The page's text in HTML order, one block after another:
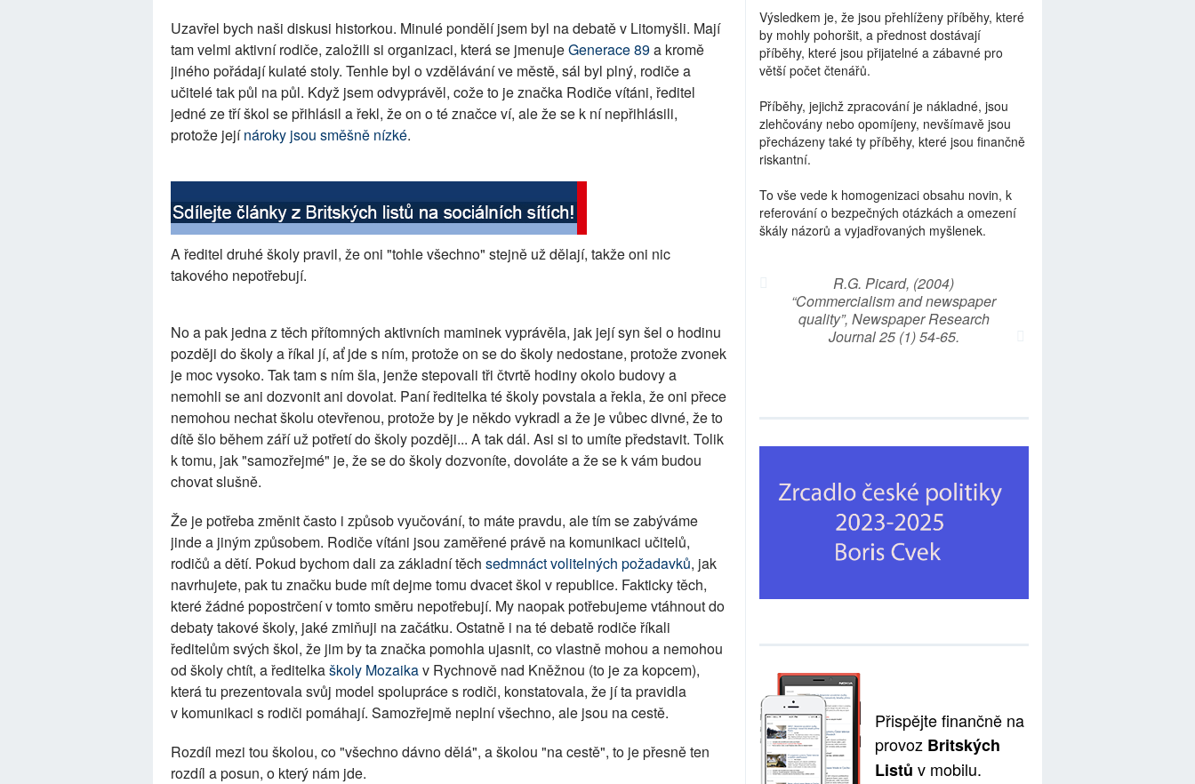
Uzavřel bych naši diskusi historkou. Minulé pondělí jsem byl na debatě v Litomyšli. Mají
tam velmi aktivní rodiče, založili si organizaci, která se jmenujeGenerace 89a kromě
jiného pořádají kulaté stoly. Tenhle byl o vzdělávání ve městě, sál byl plný, rodiče a
učitelé tak půl na půl. Když jsem odvyprávěl, cože to je značka Rodiče vítáni, ředitel
jedné ze tří škol se přihlásil a řekl, že on o té značce ví, ale že se k ní nepřihlásili,
protože jejínároky jsou směšně nízké.
A ředitel druhé školy pravil, že oni "tohle všechno" stejně už dělají, takže oni nic
takového nepotřebují.
No a pak jedna z těch přítomných aktivních maminek vyprávěla, jak její syn šel o hodinu
později do školy a říkal jí, ať jde s ním, protože on se do školy nedostane, protože zvonek
je moc vysoko. Tak tam s ním šla, jenže stepovali tři čtvrtě hodiny okolo budovy a
nemohli se ani dozvonit ani dovolat. Paní ředitelka té školy povstala a řekla, že oni přece
nemohou nechat školu otevřenou, protože by je někdo vykradl a že je vůbec divné, že to
dítě šlo během září už potřetí do školy později... A tak dál. Asi si to umíte představit. Tolik
k tomu, jak "samozřejmé" je, že se do školy dozvoníte, dovoláte a že se k vám budou
chovat slušně.
Že je potřeba změnit často i způsob vyučování, to máte pravdu, ale tím se zabýváme
jinde a jiným způsobem. Rodiče vítáni jsou zaměřené právě na komunikaci učitelů,
rodičů a dětí. Pokud bychom dali za základní těch sedmnáct volitelných požadavků, jak
navrhujete, pak tu značku bude mít dejme tomu dvacet škol v republice. Fakticky těch,
které žádné popostrčení v tomto směru nepotřebují. My naopak potřebujeme vtáhnout do
debaty takové školy, jaké zmiňuji na začátku. Ostatně i na té debatě rodiče říkali
ředitelům svých škol, že jim by ta značka pomohla ujasnit, co vlastně mohou a nemohou
od školy chtít, a ředitelkaškoly Mozaikav Rychnově nad Kněžnou (to je za kopcem),
která tu prezentovala svůj model spolupráce s rodiči, konstatovala, že jí ta pravidla
v komunikaci s rodiči pomáhají. Samozřejmě neplní všechno, ale jsou na cestě.
Rozdíl mezi tou školou, co "všechno dávno dělá", a školou "na cestě", to je přesně ten
rozdíl a posun, o který nám jde.
Výsledkem je, že jsou přehlíženy příběhy, které
by mohly pohoršit, a přednost dostávají
příběhy, které jsou přijatelné a zábavné pro
větší počet čtenářů.
Příběhy, jejichž zpracování je nákladné, jsou
zlehčovány nebo opomíjeny, nevšímavě jsou
přecházeny také ty příběhy, které jsou finančně
riskantní.
To vše vede k homogenizaci obsahu novin, k
referování o bezpečných otázkách a omezení
škály názorů a vyjadřovaných myšlenek.
R.G. Picard, (2004)
“Commercialism and newspaper
quality”, Newspaper Research
Journal 25 (1) 54-65.
Přispějte finančně na
provoz Britských
Listů v mobilu.